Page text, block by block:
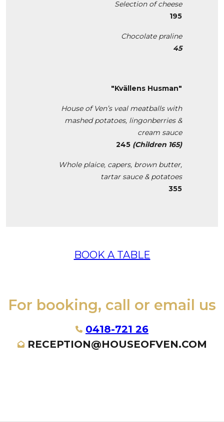
Selection of cheese
195
Chocolate praline
45
"Kvällens Husman"
House of Ven’s veal meatballs with
mashed potatoes, lingonberries &
cream sauce
245 (Children 165)
Whole plaice, capers, brown butter,
tartar sauce & potatoes
355
BOOK A TABLE
For booking, call or email us
0418-721 26
RECEPTION@HOUSEOFVEN.COM